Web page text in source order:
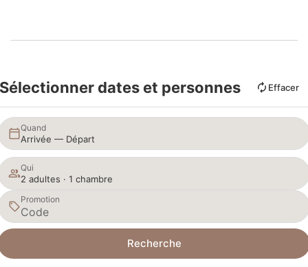
Sélectionner dates et personnes Effacer
Quand
Arrivée — Départ
Qui
2 adultes · 1 chambre
Promotion
Recherche